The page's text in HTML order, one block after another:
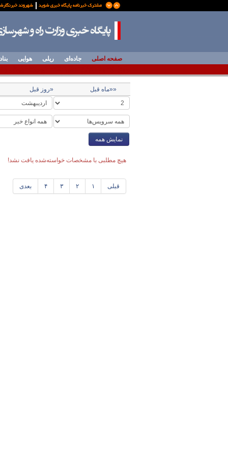
صفحه اصلی جاده‌ای ریلی هوایی
««ماه قبل «روز قبل
نمایش همه
هیچ مطلبی با مشخصات خواسته‌شده یافت نشد!
قبلی ۱ ۲ ۳ ۴ بعدی